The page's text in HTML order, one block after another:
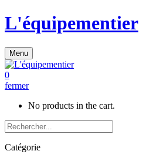
L'équipementier
Menu
0
fermer
No products in the cart.
Catégorie